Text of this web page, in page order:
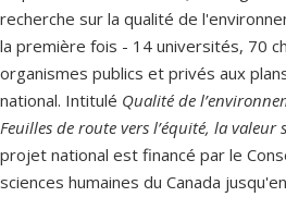
recherche sur la qualité de
la première fois - 14 universités, 70
organismes publics et privés aux
national. Intitulé Qualité de
Feuilles de route vers l’équité, la
projet national est financé par le
sciences humaines du Canada